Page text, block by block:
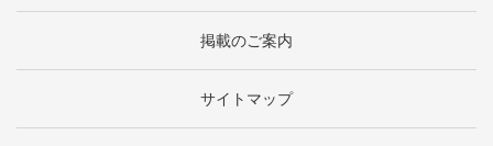
掲載のご案内
サイトマップ